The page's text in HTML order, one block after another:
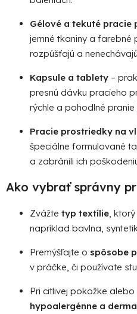
Gélové a tekuté pracie
jemné tkaniny a
rozpúšťajú a
Kapsule a tablety –
presnú dávku pracieho
rýchle a pohodlné
Pracie prostriedky na
špeciálne formulované
a zabránili ich
Ako vybrať správny
Zvážte typ textílie ,
napríklad bavlna,
Premýšľajte o spôsobe
v práčke, či používate
Pri citlivej pokožke
hypoalergénne a